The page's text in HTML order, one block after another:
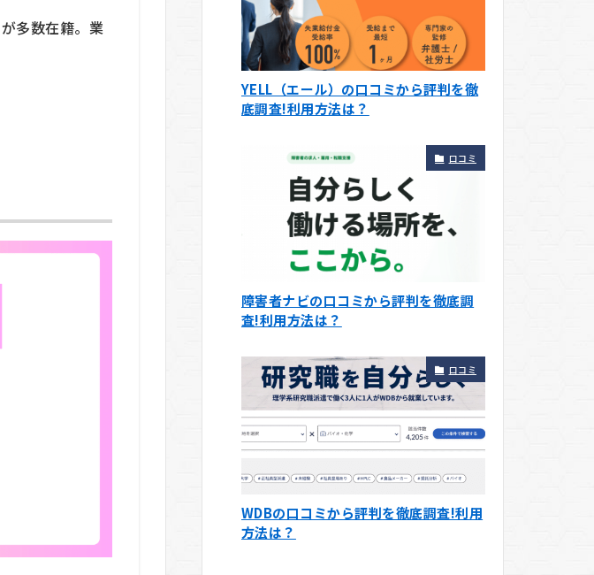
が多数在籍。業
YELL（エール）の口コミから評判を徹
底調査!利用方法は？
口コミ
障害者ナビの口コミから評判を徹底調
査!利用方法は？
口コミ
WDBの口コミから評判を徹底調査!利用
方法は？